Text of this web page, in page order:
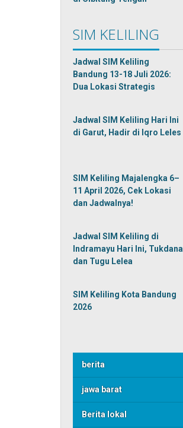
SIM KELILING
Jadwal SIM Keliling
Bandung 13-18 Juli 2026:
Dua Lokasi Strategis
Jadwal SIM Keliling Hari Ini
di Garut, Hadir di Iqro Leles
SIM Keliling Majalengka 6–
11 April 2026, Cek Lokasi
dan Jadwalnya!
Jadwal SIM Keliling di
Indramayu Hari Ini, Tukdana
dan Tugu Lelea
SIM Keliling Kota Bandung
2026
berita
jawa barat
Berita lokal